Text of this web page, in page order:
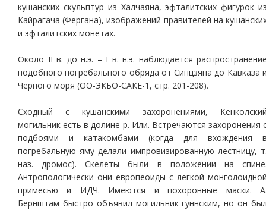
кушанских скульптур из Халчаяна, эфталитских фигурок
Кайрагача (Фергана), изображений правителей на
и эфталитских монетах.
Около II в. до н.э. – I в. н.э. наблюдается
подобного погребального обряда от Синцзяна до Кавказа
Черного моря (ОО-ЭКБО-САКЕ-1, стр. 201-208).
Сходный с кушанскими захоронениями,
могильник есть в долине р. Или. Встречаются захоронения
подбоями и катакомбами (когда для вхождения
погребальную яму делали импровизированную лестницу,
наз. дромос). Скелеты были в положении на
Антропологически они европеоиды с легкой
примесью и ИДЧ. Имеются и похоронные маски.
Бернштам быстро объявил могильник гуннским, но он